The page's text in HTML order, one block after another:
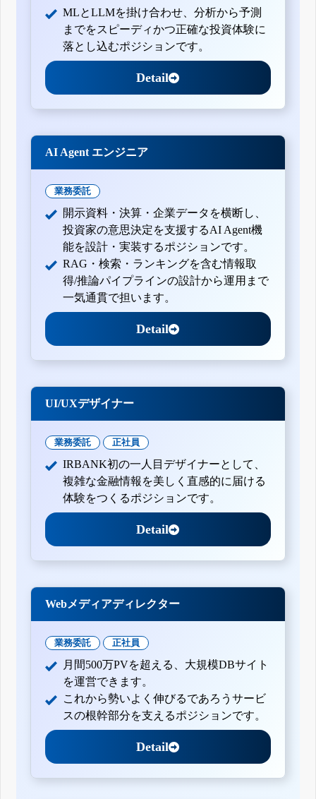
MLとLLMを掛け合わせ、分析から予測
までをスピーディかつ正確な投資体験に
落とし込むポジションです。
Detail
AI Agent エンジニア
業務委託
開示資料・決算・企業データを横断し、
投資家の意思決定を支援するAI Agent機
能を設計・実装するポジションです。
RAG・検索・ランキングを含む情報取
得/推論パイプラインの設計から運用まで
一気通貫で担います。
Detail
UI/UXデザイナー
業務委託 正社員
IRBANK初の一人目デザイナーとして、
複雑な金融情報を美しく直感的に届ける
体験をつくるポジションです。
Detail
Webメディアディレクター
業務委託 正社員
月間500万PVを超える、大規模DBサイト
を運営できます。
これから勢いよく伸びるであろうサービ
スの根幹部分を支えるポジションです。
Detail